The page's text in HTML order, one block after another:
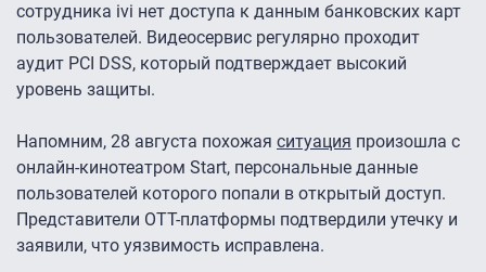
сотрудника ivi нет доступа к данным банковских карт
пользователей. Видеосервис регулярно проходит
аудит PCI DSS, который подтверждает высокий
уровень защиты.
Напомним, 28 августа похожая ситуация произошла с
онлайн-кинотеатром Start, персональные данные
пользователей которого попали в открытый доступ.
Представители OTT-платформы подтвердили утечку и
заявили, что уязвимость исправлена.